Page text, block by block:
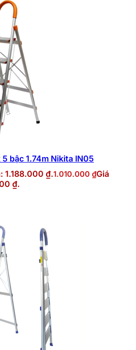
bậc 1.74m Nikita IN05
1.188.000 ₫.1.010.000 ₫Giá
₫.